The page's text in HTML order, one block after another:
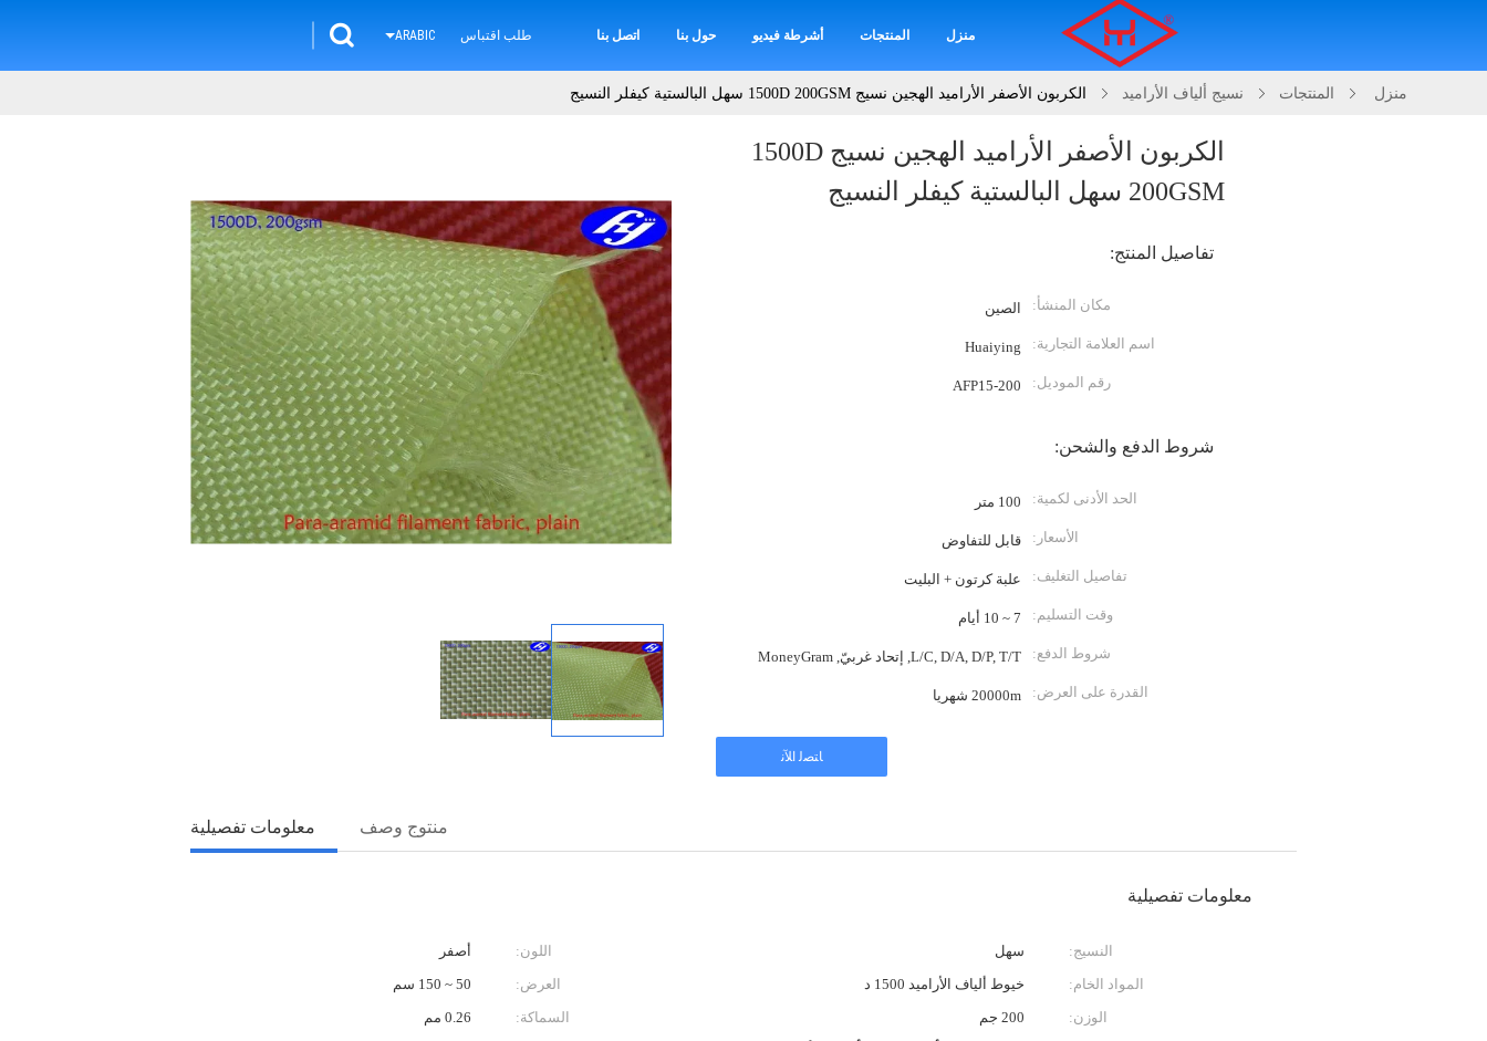
منزل المنتجات أشرطة فيديو حول بنا اتصل بنا طلب اقتباس ARABIC
منزل المنتجات نسيج ألياف الأراميد الكربون الأصفر الأراميد الهجين نسيج 1500D 200GSM سهل البالستية كيفلر النسيج
الكربون الأصفر الأراميد الهجين نسيج 1500D
200GSM سهل البالستية كيفلر النسيج
تفاصيل المنتج:
مكان المنشأ: الصين
اسم العلامة التجارية: Huaiying
رقم الموديل: AFP15-200
شروط الدفع والشحن:
الحد الأدنى لكمية: 100 متر
الأسعار: قابل للتفاوض
تفاصيل التغليف: علبة كرتون + البليت
وقت التسليم: 7 ~ 10 أيام
شروط الدفع: L/C, D/A, D/P, T/T, إتحاد غربيّ, MoneyGram
القدرة على العرض: 20000m شهريا
ﺎﺘﺼﻟ ﺍﻶﻧ
معلومات تفصيلية منتوج وصف
معلومات تفصيلية
النسيج: سهل اللون:
أصفر
المواد الخام:
خيوط ألياف الأراميد 1500 د العرض:
50 ~ 150 سم
الوزن:
200 جم السماكة:
0.26 مم